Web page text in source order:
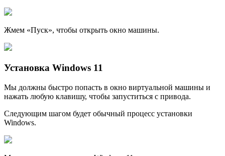
Жмем «Пуск», чтобы открыть окно машины.
Установка Windows 11
Мы должны быстро попасть в окно виртуальной машины и
нажать любую клавишу, чтобы запуститься с привода.
Следующим шагом будет обычный процесс установки
Windows.